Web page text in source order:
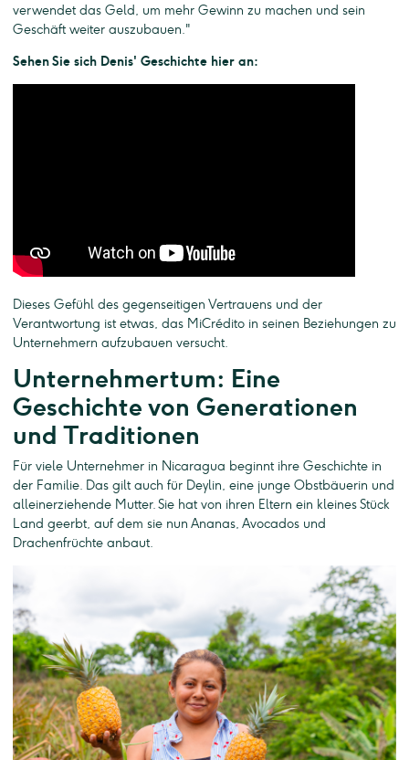
verwendet das Geld, um mehr Gewinn zu machen und sein
Geschäft weiter auszubauen."
Sehen Sie sich Denis' Geschichte hier an:
Dieses Gefühl des gegenseitigen Vertrauens und der
Verantwortung ist etwas, das MiCrédito in seinen Beziehungen zu
Unternehmern aufzubauen versucht.
Unternehmertum: Eine
Geschichte von Generationen
und Traditionen
Für viele Unternehmer in Nicaragua beginnt ihre Geschichte in
der Familie. Das gilt auch für Deylin, eine junge Obstbäuerin und
alleinerziehende Mutter. Sie hat von ihren Eltern ein kleines Stück
Land geerbt, auf dem sie nun Ananas, Avocados und
Drachenfrüchte anbaut.